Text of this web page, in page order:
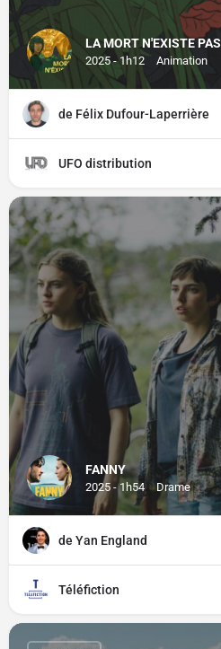
LA MORT N'EXISTE PAS
2025 - 1h12 Animation
de Félix Dufour-Laperrière
UFO distribution
FANNY
2025 - 1h54 Drame
de Yan England
Téléfiction